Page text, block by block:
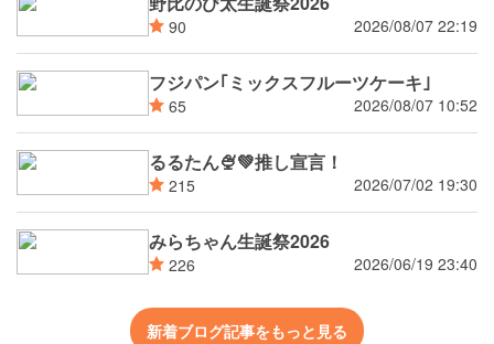
90 2026/08/07 22:19
フジパン｢ミックスフルーツケーキ｣
65 2026/08/07 10:52
るるたん🍨‪💚推し宣言！
215 2026/07/02 19:30
みらちゃん生誕祭2026
226 2026/06/19 23:40
新着ブログ記事をもっと見る